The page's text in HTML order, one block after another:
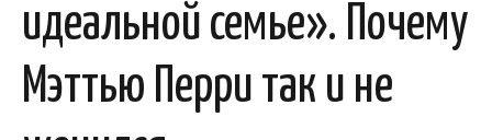
идеальной семье». Почему
Мэттью Перри так и не